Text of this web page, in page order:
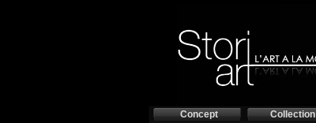
Concept Collection